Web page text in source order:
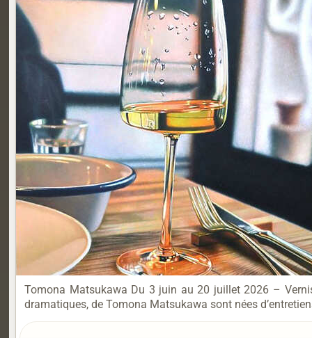
Tomona Matsukawa Du 3 juin au 20 juillet 2026 –
dramatiques, de Tomona Matsukawa sont nées